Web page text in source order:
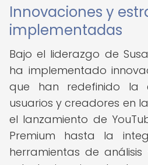
Innovaciones y
implementadas
Bajo el liderazgo de
ha implementado
que han redefinido la
usuarios y creadores en
el lanzamiento de
Premium hasta la
herramientas de